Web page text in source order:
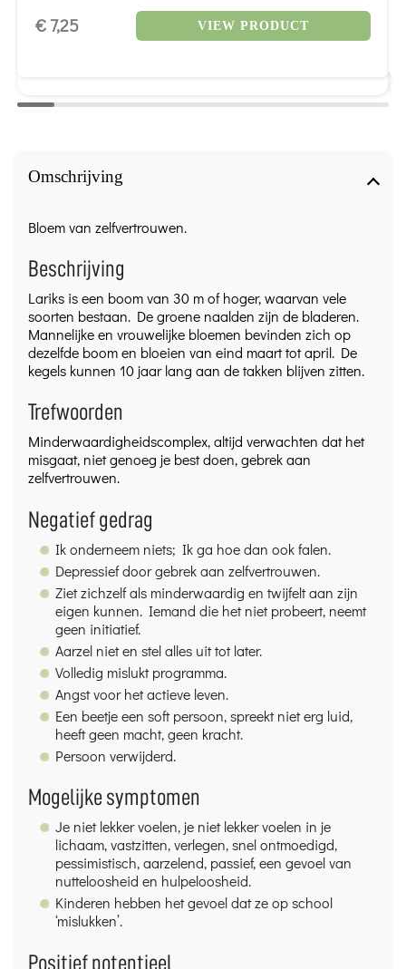
Omschrijving
Bloem van zelfvertrouwen.
Beschrijving
Lariks is een boom van 30 m of hoger, waarvan vele
soorten bestaan. De groene naalden zijn de bladeren.
Mannelijke en vrouwelijke bloemen bevinden zich op
dezelfde boom en bloeien van eind maart tot april. De
kegels kunnen 10 jaar lang aan de takken blijven zitten.
Trefwoorden
Minderwaardigheidscomplex, altijd verwachten dat het
misgaat, niet genoeg je best doen, gebrek aan
zelfvertrouwen.
Negatief gedrag
Ik onderneem niets; Ik ga hoe dan ook falen.
Depressief door gebrek aan zelfvertrouwen.
Ziet zichzelf als minderwaardig en twijfelt aan zijn
eigen kunnen. Iemand die het niet probeert, neemt
geen initiatief.
Aarzel niet en stel alles uit tot later.
Volledig mislukt programma.
Angst voor het actieve leven.
Een beetje een soft persoon, spreekt niet erg luid,
heeft geen macht, geen kracht.
Persoon verwijderd.
Mogelijke symptomen
Je niet lekker voelen, je niet lekker voelen in je
lichaam, vastzitten, verlegen, snel ontmoedigd,
pessimistisch, aarzelend, passief, een gevoel van
nutteloosheid en hulpeloosheid.
Kinderen hebben het gevoel dat ze op school
‘mislukken’.
Positief potentieel
€ 7,25 VIEW PRODUCT